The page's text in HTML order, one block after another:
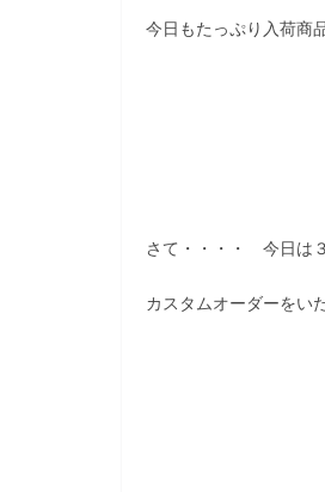
今日もたっぷり入荷商
さて・・・・ 今日は
カスタムオーダーをい